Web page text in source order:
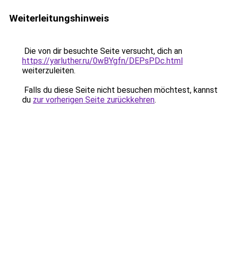
Weiterleitungshinweis
Die von dir besuchte Seite versucht, dich an
https://yarluther.ru/0wBYgfn/DEPsPDc.html
weiterzuleiten.
Falls du diese Seite nicht besuchen möchtest, kannst
du zur vorherigen Seite zurückkehren.